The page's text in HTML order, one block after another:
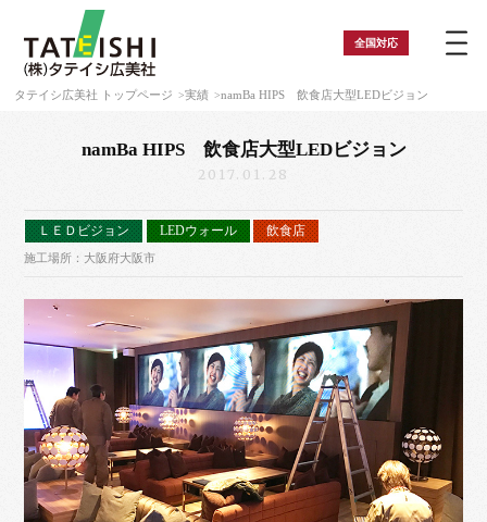
全国対応
タテイシ広美社 トップページ 実績 namBa HIPS 飲食店大型LEDビジョン
namBa HIPS 飲食店大型LEDビジョン
2017.01.28
ＬＥＤビジョン LEDウォール 飲食店
施工場所：大阪府大阪市